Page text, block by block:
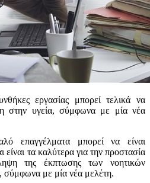
εργασίας μπορεί τελικά να
στην υγεία, σύμφωνα με μία νέα
επαγγέλματα μπορεί να είναι
είναι τα καλύτερα για την προστασία
της έκπτωσης των νοητικών
σύμφωνα με μία νέα μελέτη.